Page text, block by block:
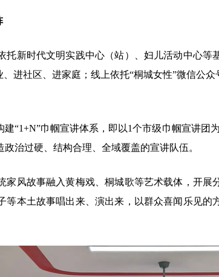
新时代文明实践中心（站）、妇儿活动中心等
进社区、进家庭；线上依托“桐城女性”微信公
巾帼宣讲体系，即以1个市级巾帼宣讲团
治过硬、结构合理、全域覆盖的宣讲队伍。
风故事融入黄梅戏、桐城歌等艺术载体，开展
等本土故事唱出来、演出来，以群众喜闻乐见